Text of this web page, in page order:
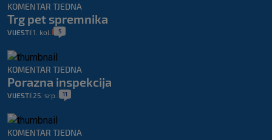
KOMENTAR TJEDNA
Trg pet spremnika
VIJESTI 1. kol. 5
KOMENTAR TJEDNA
Porazna inspekcija
VIJESTI 25. srp. 11
KOMENTAR TJEDNA